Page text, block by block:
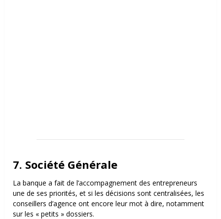
7. Société Générale
La banque a fait de l’accompagnement des entrepreneurs
une de ses priorités, et si les décisions sont centralisées, les
conseillers d’agence ont encore leur mot à dire, notamment
sur les « petits » dossiers.